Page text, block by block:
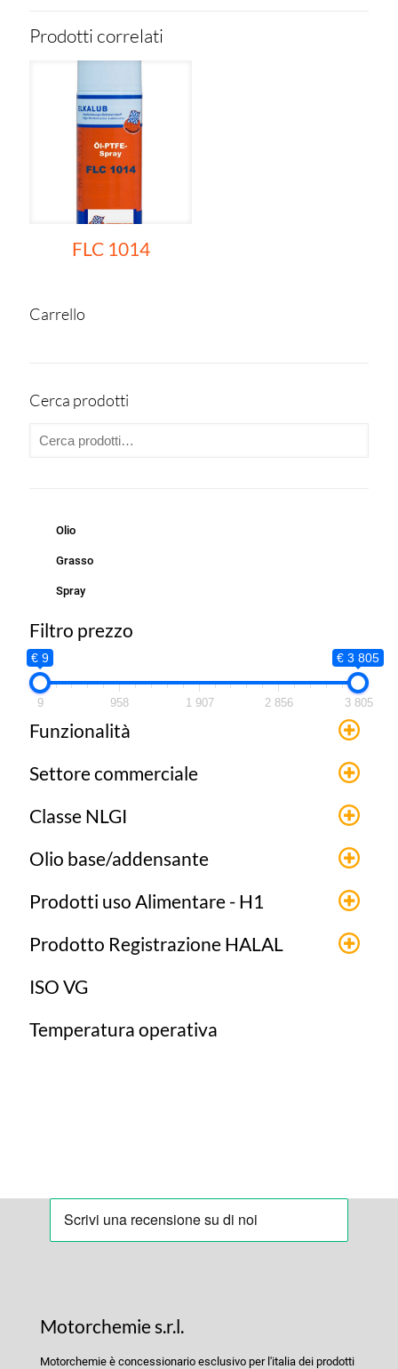
Prodotti correlati
FLC 1014
Carrello
Cerca prodotti
Olio
Grasso
Spray
Filtro prezzo
€ 9 € 3 805
9 958 1 907 2 856 3 805
Funzionalità
Settore commerciale
Classe NLGI
Olio base/addensante
Prodotti uso Alimentare - H1
Prodotto Registrazione HALAL
ISO VG
Temperatura operativa
Motorchemie s.r.l.
Motorchemie è concessionario esclusivo per l'italia dei prodotti